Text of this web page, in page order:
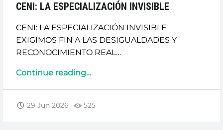
CENI: LA ESPECIALIZACIÓN INVISIBLE
CENI: LA ESPECIALIZACIÓN INVISIBLE
EXIGIMOS FIN A LAS DESIGUALDADES Y
RECONOCIMIENTO REAL…
Continue reading“CENI:
INVISIBLE”
…
29 Jun 2026 525